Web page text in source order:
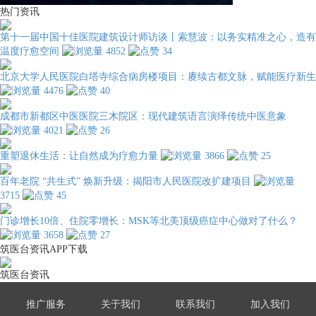
热门资讯
第十一届中国十佳医院建筑设计师访谈丨索慧波：以务实精准之心，造有
温度疗愈空间
4852 34
北京大学人民医院白塔寺综合病房楼项目：赓续古都文脉，赋能医疗新生
4476
40
成都市新都区中医医院三木院区：现代建筑语言演绎传统中医意象
4021
26
重塑退休生活：让自然成为疗愈力量 3866 25
百年老院 “共生式” 焕新升级：揭阳市人民医院改扩建项目
3715
45
门诊增长10倍、住院零增长：MSK等北美顶级癌症中心做对了什么？
3658
27
筑医台资讯APP下载
筑医台资讯
推广服务 关于我们 联系我们
加入我们